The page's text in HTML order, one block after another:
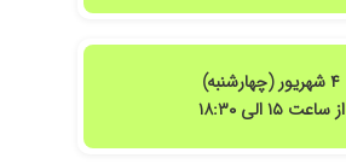
۴ شهریور (چهارشنبه)
از ساعت ۱۵ الی ۱۸:۳۰